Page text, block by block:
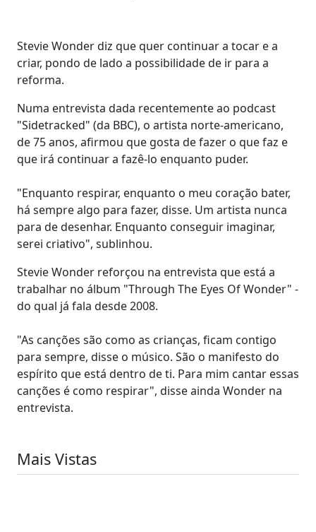
Stevie Wonder diz que quer continuar a tocar e a
criar, pondo de lado a possibilidade de ir para a
reforma.
Numa entrevista dada recentemente ao podcast
"Sidetracked" (da BBC), o artista norte-americano,
de 75 anos, afirmou que gosta de fazer o que faz e
que irá continuar a fazê-lo enquanto puder.
"Enquanto respirar, enquanto o meu coração bater,
há sempre algo para fazer, disse. Um artista nunca
para de desenhar. Enquanto conseguir imaginar,
serei criativo", sublinhou.
Stevie Wonder reforçou na entrevista que está a
trabalhar no álbum "Through The Eyes Of Wonder" -
do qual já fala desde 2008.
"As canções são como as crianças, ficam contigo
para sempre, disse o músico. São o manifesto do
espírito que está dentro de ti. Para mim cantar essas
canções é como respirar", disse ainda Wonder na
entrevista.
Mais Vistas